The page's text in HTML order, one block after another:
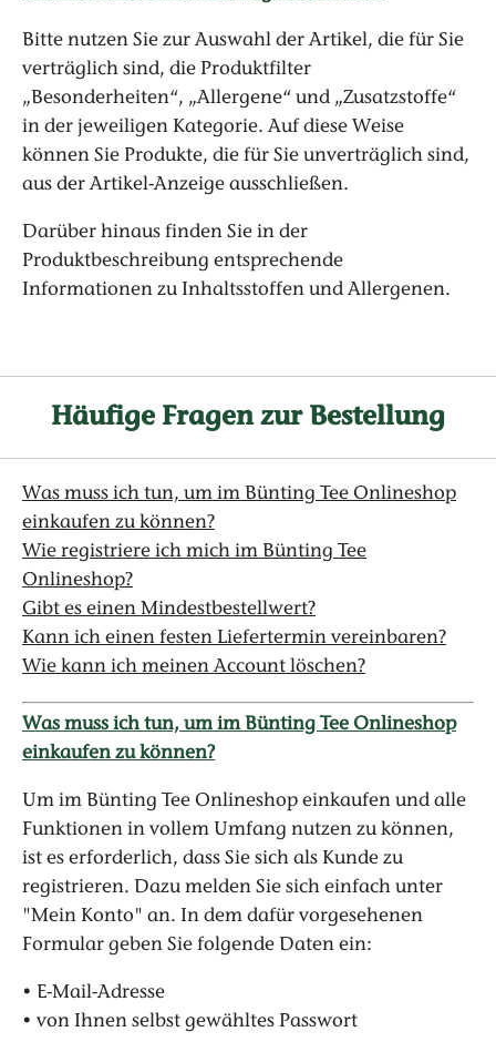
Bitte nutzen Sie zur Auswahl der Artikel, die für Sie
verträglich sind, die Produktfilter
„Besonderheiten“, „Allergene“ und „Zusatzstoffe“
in der jeweiligen Kategorie. Auf diese Weise
können Sie Produkte, die für Sie unverträglich sind,
aus der Artikel-Anzeige ausschließen.
Darüber hinaus finden Sie in der
Produktbeschreibung entsprechende
Informationen zu Inhaltsstoffen und Allergenen.
Häufige Fragen zur Bestellung
Was muss ich tun, um im Bünting Tee Onlineshop
einkaufen zu können?
Wie registriere ich mich im Bünting Tee
Onlineshop?
Gibt es einen Mindestbestellwert?
Kann ich einen festen Liefertermin vereinbaren?
Wie kann ich meinen Account löschen?
Was muss ich tun, um im Bünting Tee Onlineshop
einkaufen zu können?
Um im Bünting Tee Onlineshop einkaufen und alle
Funktionen in vollem Umfang nutzen zu können,
ist es erforderlich, dass Sie sich als Kunde zu
registrieren. Dazu melden Sie sich einfach unter
"Mein Konto" an. In dem dafür vorgesehenen
Formular geben Sie folgende Daten ein:
• E-Mail-Adresse
• von Ihnen selbst gewähltes Passwort